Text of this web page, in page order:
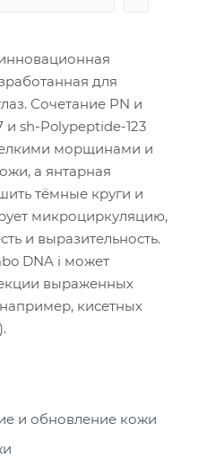
для
Сочетание PN и
и sh-Polypeptide-123
морщинами и
а янтарная
тёмные круги и
микроциркуляцию,
и выразительность.
DNA i может
выраженных
кисетных
и обновление кожи